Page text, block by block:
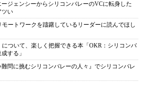
ジェンシーからシリコンバレーのVCに転身した
ツい
モートワークを躊躇しているリーダーに読んでほし
について、楽しく把握できる本「OKR：シリコンバ
する」
難問に挑むシリコンバレーの人々』でシリコンバレ